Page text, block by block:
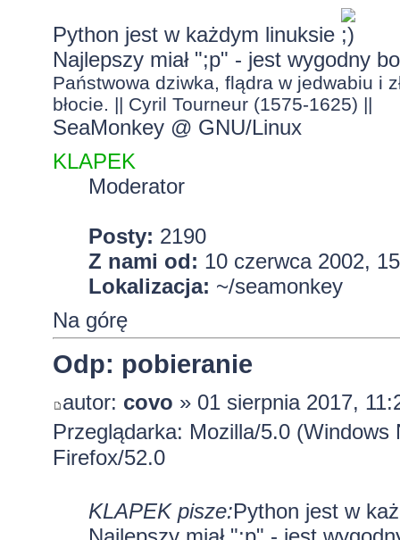
Python jest w każdym linuksie
Najlepszy miał ";p" - jest wygodny
Państwowa dziwka, flądra w jedwabiu i
błocie. || Cyril Tourneur (1575-1625) ||
SeaMonkey @ GNU/Linux
KLAPEK
Moderator
Posty: 2190
Z nami od: 10 czerwca 2002,
Lokalizacja: ~/seamonkey
Na górę
Odp: pobieranie
autor: covo » 01 sierpnia 2017,
Przeglądarka: Mozilla/5.0
Firefox/52.0
KLAPEK pisze:Python jest w